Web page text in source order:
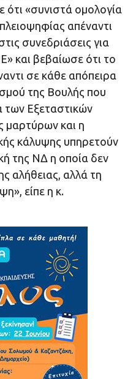
«συνιστά ομολογία
απέναντι
συνεδριάσεις για
και βεβαίωσε ότι το
σε κάθε απόπειρα
της Βουλής που
των Εξεταστικών
μαρτύρων και η
κάλυψης υπηρετούν
της ΝΔ η οποία δεν
αλήθειας, αλλά τη
είπε η κ.